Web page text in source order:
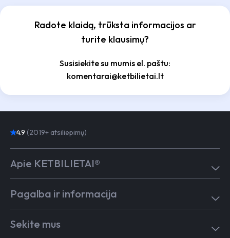
Radote klaidą, trūksta informacijos ar
turite klausimų?
Susisiekite su mumis el. paštu:
komentarai@ketbilietai.lt
4.9 (2019+ atsiliepimų)
Apie KETBILIETAI®
Kaip mokytis
Testai
Test in English
Kontaktai
Pagalba ir informacija
Dažniausiai užduodami klausimai
Sekite mus